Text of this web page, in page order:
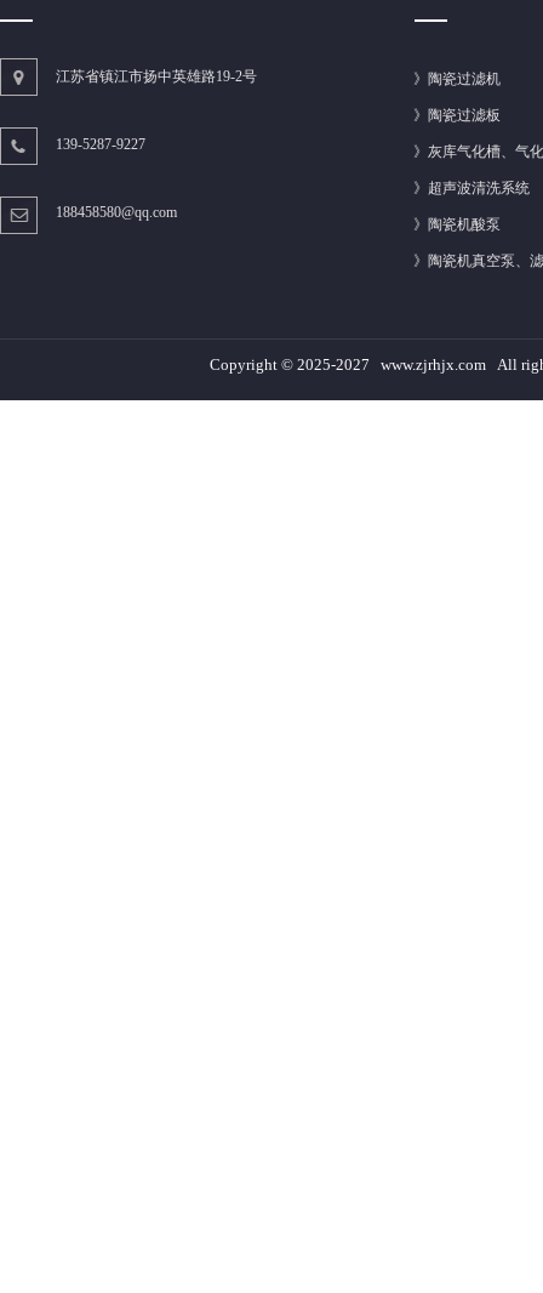
江苏省镇江市扬中英雄路19-2号
139-5287-9227
188458580@qq.com
》 陶瓷过滤机
》 陶瓷过滤板
》 灰库气化槽、气
》 超声波清洗系统
》 陶瓷机酸泵
》 陶瓷机真空泵、
Copyright © 2025-2027 www.zjrhjx.com All